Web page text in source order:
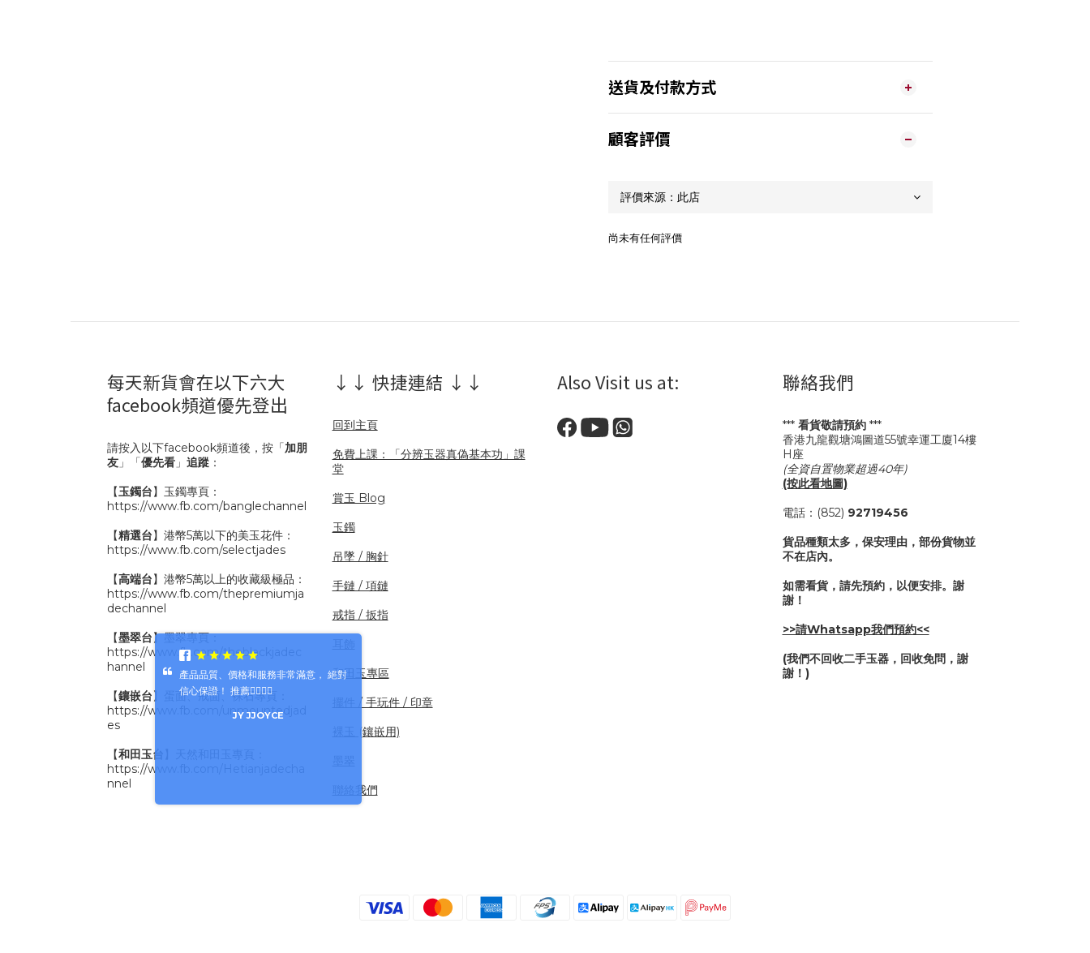
送貨及付款方式
顧客評價
尚未有任何評價
每天新貨會在以下六大
facebook頻道優先登出
請按入以下facebook頻道後，按「加朋
友 」「優先看 」 追蹤 ：
【玉鐲台】玉鐲專頁：
https://www.fb.com/banglechannel
【精選台】港幣5萬以下的美玉花件：
https://www.fb.com/selectjades
【高端台】港幣5萬以上的收藏級極品：
https://www.fb.com/thepremiumja
dechannel
【墨翠台】墨翠專頁：
https://www.fb.com/theblackjadec
hannel
【鑲嵌台】蛋面、戒面、裸石專頁：
https://www.fb.com/unmountedjad
es
【和田玉台
https://www.fb.com/Hetianjadecha
nnel
↓↓ 快捷連結 ↓↓
回到主頁
免費上課：「分辨玉器真偽基本功」課
堂
賞玉 Blog
玉鐲
吊墜 / 胸針
手鏈 / 項鏈
戒指 / 扳指
和田玉專區
擺件 / 手玩件 / 印章
裸玉 (鑲嵌用)
聯絡我們
Also Visit us at: 聯絡我們
*** 看貨敬請預約***
香港九龍觀塘鴻圖道55號幸運工廈14樓
H座
(全資自置物業超過40年)
(按此看地圖)
電話：(852) 92719456
貨品種類太多，保安理由，部份貨物並
不在店內。
如需看貨，請先預約，以便安排。謝
謝！
>>請Whatsapp我們預約<<
(我們不回收二手玉器，回收免問，謝
謝！)
產品品質、價格和服務非常滿意， 絕對
信心保證！ 推薦👍🏻👍🏻
JY JJOYCE